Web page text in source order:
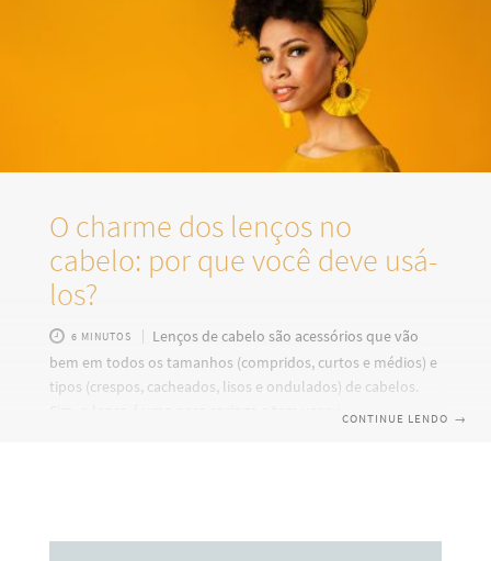
O charme dos lenços no
cabelo: por que você deve usá-
los?
6 MINUTOS
Lenços de cabelo são acessórios que vão
bem em todos os tamanhos (compridos, curtos e médios) e
tipos (crespos, cacheados, lisos e ondulados) de cabelos.
Sim, o lenço é uma peça coringa e tem usos que vão muito
CONTINUE LENDO →